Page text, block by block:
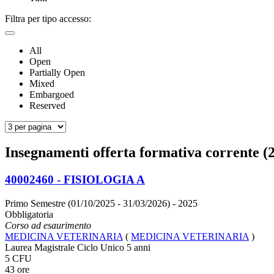
Filtra per tipo accesso:
All
Open
Partially Open
Mixed
Embargoed
Reserved
Insegnamenti offerta formativa corrente
40002460 - FISIOLOGIA A
Primo Semestre (01/10/2025 - 31/03/2026) - 2025
Obbligatoria
Corso ad esaurimento
MEDICINA VETERINARIA ( MEDICINA VETERINARIA )
Laurea Magistrale Ciclo Unico 5 anni
5 CFU
43 ore